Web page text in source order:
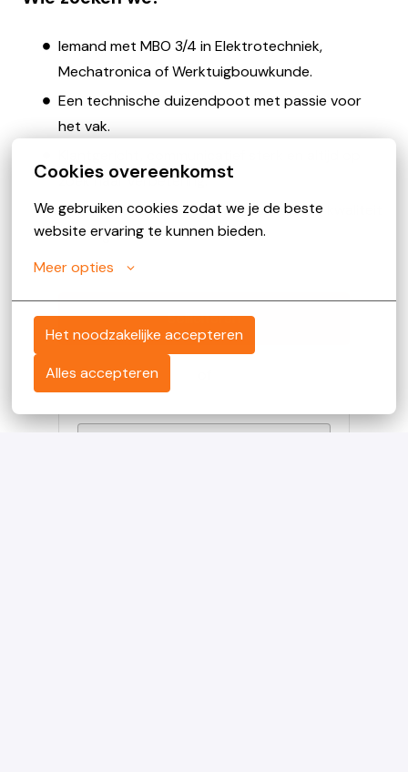
Cookies overeenkomst
We gebruiken cookies zodat we je de beste
website ervaring te kunnen bieden.
Meer opties
Het noodzakelijke accepteren
Alles accepteren
Iemand met MBO 3/4 in Elektrotechniek,
Mechatronica of Werktuigbouwkunde.
Een technische duizendpoot met passie voor
het vak.
zoek naar verbetering.
Iemand met een scherp oog voor detail, kwaliteit
en veiligheid.
Solliciteren